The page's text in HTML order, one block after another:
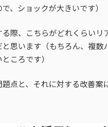
、ショックが大きいです）
際、こちらがどれくらい
思います（もちろん、複数
ころです）
題点と、それに対する改善案